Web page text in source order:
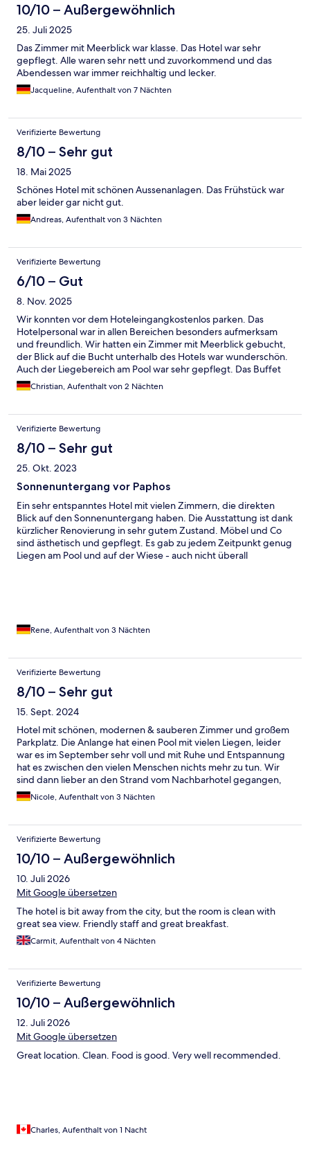
10/10 – Außergewöhnlich
25. Juli 2025
Das Zimmer mit Meerblick war klasse. Das Hotel war sehr
gepflegt. Alle waren sehr nett und zuvorkommend und das
Abendessen war immer reichhaltig und lecker.
Jacqueline, Aufenthalt von 7 Nächten
Verifizierte Bewertung
8/10 – Sehr gut
18. Mai 2025
Schönes Hotel mit schönen Aussenanlagen. Das Frühstück war
aber leider gar nicht gut.
Andreas, Aufenthalt von 3 Nächten
Verifizierte Bewertung
6/10 – Gut
8. Nov. 2025
Wir konnten vor dem Hoteleingangkostenlos parken. Das
Hotelpersonal war in allen Bereichen besonders aufmerksam
und freundlich. Wir hatten ein Zimmer mit Meerblick gebucht,
der Blick auf die Bucht unterhalb des Hotels war wunderschön.
Auch der Liegebereich am Pool war sehr gepflegt. Das Buffet
war sowohl zum Frühstück als auch am Abend umfangreich,
jedoch könnten die Speisen landes,typischer und qualitativ
Heißgetränke, Kaffee etc. besteht aus Instant Produkten und
müsste dringend verbessert werden.
Christian, Aufenthalt von 2 Nächten
Verifizierte Bewertung
8/10 – Sehr gut
25. Okt. 2023
Sonnenuntergang vor Paphos
Ein sehr entspanntes Hotel mit vielen Zimmern, die direkten
Blick auf den Sonnenuntergang haben. Die Ausstattung ist dank
kürzlicher Renovierung in sehr gutem Zustand. Möbel und Co
sind ästhetisch und gepflegt. Es gab zu jedem Zeitpunkt genug
Liegen am Pool und auf der Wiese - auch nicht überall
sich aber jetzt nicht übermäßig viel um die Gäste.
Rene, Aufenthalt von 3 Nächten
Verifizierte Bewertung
8/10 – Sehr gut
15. Sept. 2024
Hotel mit schönen, modernen & sauberen Zimmer und großem
Parkplatz. Die Anlange hat einen Pool mit vielen Liegen, leider
war es im September sehr voll und mit Ruhe und Entspannung
hat es zwischen den vielen Menschen nichts mehr zu tun. Wir
sind dann lieber an den Strand vom Nachbarhotel gegangen,
diese nehmen 7.50€ für 2 Liegen mit Sonnenschirm, hier hat
man aber deutlich mehr Ruhe und kann über eine Treppe direkt
Organen und keine Melone, das restliche Obst war eingelegt
(wahrscheinlich aus der Dose). Der Kaffee war nicht so gut aber
es gab eine Omelett Station, die lecker Omeletts nach Wunsch
erstellt hat. Abendessen war abwechslungsreich, es gab jeden
Abend ein anderes Motto, leider fehlten gerade bei Dessert
und Salat oft die Schilder, so wusste man nicht immer was man
Obst wie geschnittene Melone, Ananas usw. Bei Halbpension
zahlt man die Getränke zum Abendessen extra.
Nicole, Aufenthalt von 3 Nächten
Verifizierte Bewertung
10/10 – Außergewöhnlich
10. Juli 2026
Mit Google übersetzen
The hotel is bit away from the city, but the room is clean with
great sea view. Friendly staff and great breakfast.
Carmit, Aufenthalt von 4 Nächten
Verifizierte Bewertung
10/10 – Außergewöhnlich
12. Juli 2026
Mit Google übersetzen
Great location. Clean. Food is good. Very well recommended.
Charles, Aufenthalt von 1 Nacht